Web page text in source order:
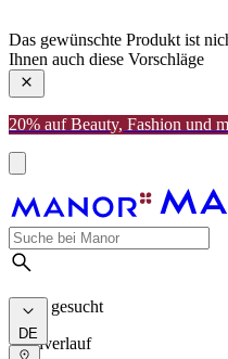
Das gewünschte Produkt ist
Ihnen auch diese Vorschläge
20% auf Beauty, Fashion und
Meist gesucht
Suchverlauf
DE